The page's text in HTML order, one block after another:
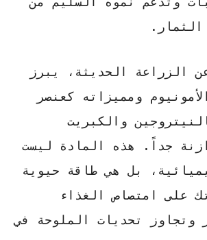
الزراعة الحديثة، يبرز
ومميزاته كعنصر
والكبريت
جداً. هذه المادة ليست
بل هي طاقة حيوية
على امتصاص الغذاء
وتجاوز تحديات الملوحة في